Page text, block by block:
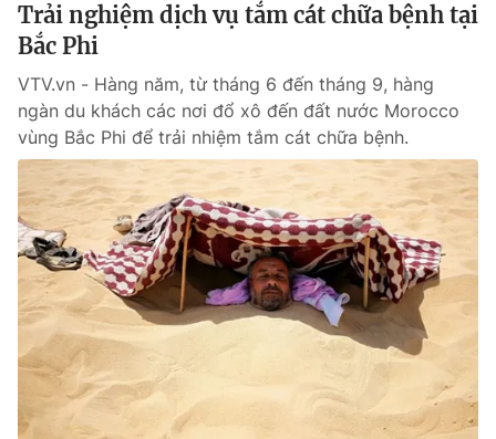
Góc doanh nghiệp
Truyền hình
Hậu trường
Nhân vật
Khán giả
Giải sao mai
Giải trí
Điện ảnh
Sao
Đời sống
Du lịch
Làm đẹp
Chất lượng cuộc sống
Giáo dục
Tuyển sinh
Học trực tuyến
Công nghệ
Hitech Công nghệ tương lai
Sản phẩm
Thị trường
Giao lưu trực tuyến
Lịch phát sóng
Trải nghiệm dịch vụ tắm cát chữa bệnh tại
Bắc Phi
VTV.vn - Hàng năm, từ tháng 6 đến tháng 9, hàng
ngàn du khách các nơi đổ xô đến đất nước Morocco
vùng Bắc Phi để trải nhiệm tắm cát chữa bệnh.